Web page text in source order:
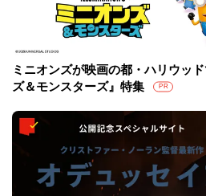
ミニオンズが映画の都・ハリウッ
ズ＆モンスターズ』特集
PR